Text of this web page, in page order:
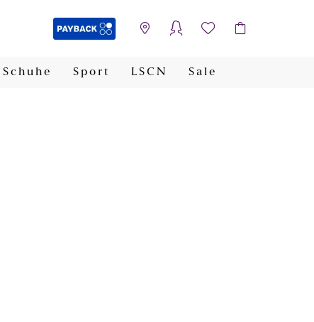
Schuhe Sport LSCN Sale